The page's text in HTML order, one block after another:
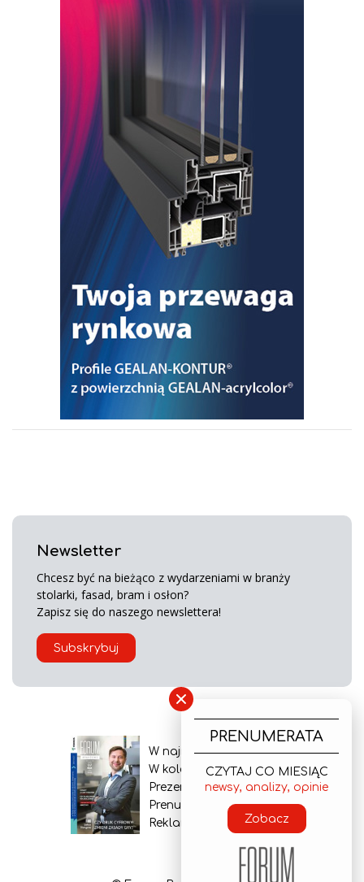
Newsletter
Chcesz być na bieżąco z wydarzeniami w branży
stolarki, fasad, bram i osłon?
Zapisz się do naszego newslettera!
Subskrybuj
W najnowszym wydaniu
W kolejnym numerze
Prezentacja gazety
Prenumerata
Reklama
×
PRENUMERATA
CZYTAJ CO MIESIĄC
newsy, analizy, opinie
Zobacz